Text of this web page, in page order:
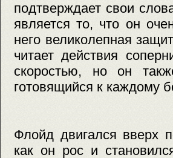
подтверждает свои
является то, что он
него великолепная
читает действия
скоростью, но он
готовящийся к каждому
Флойд двигался вверх
как он рос и